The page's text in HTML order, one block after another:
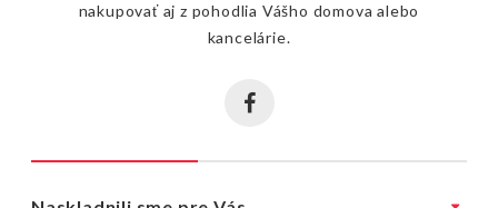
nakupovať aj z pohodlia Vášho domova alebo
kancelárie.